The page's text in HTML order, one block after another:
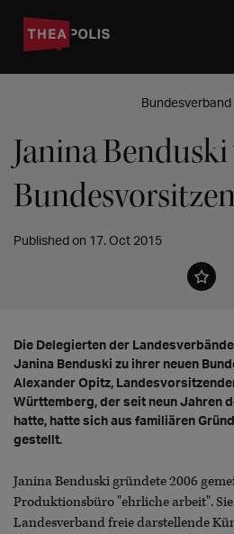
Bundesverband
Janina
Published on 17. Oct 2015
Die Delegierten der
Janina Benduski zu ihrer neuen
Alexander Opitz,
Württemberg, der seit neun Jahren
hatte, hatte sich aus familiären
gestellt.
Janina Benduski gründete 2006
Produktionsbüro "ehrliche arbeit".
Landesverband freie darstellende